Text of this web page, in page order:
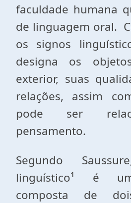
faculdade humana
de linguagem oral.
os signos
designa os
exterior, suas
relações, assim
pode ser
pensamento.
Segundo
linguístico¹ é
composta de